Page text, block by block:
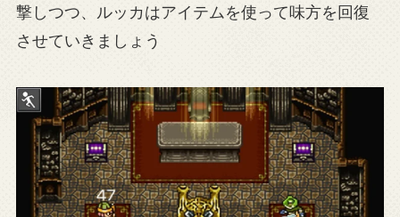
撃しつつ、ルッカはアイテムを使って味方を回復
させていきましょう